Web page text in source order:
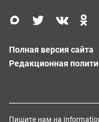
Полная версия сайта
Редакционная
Пишите нам на